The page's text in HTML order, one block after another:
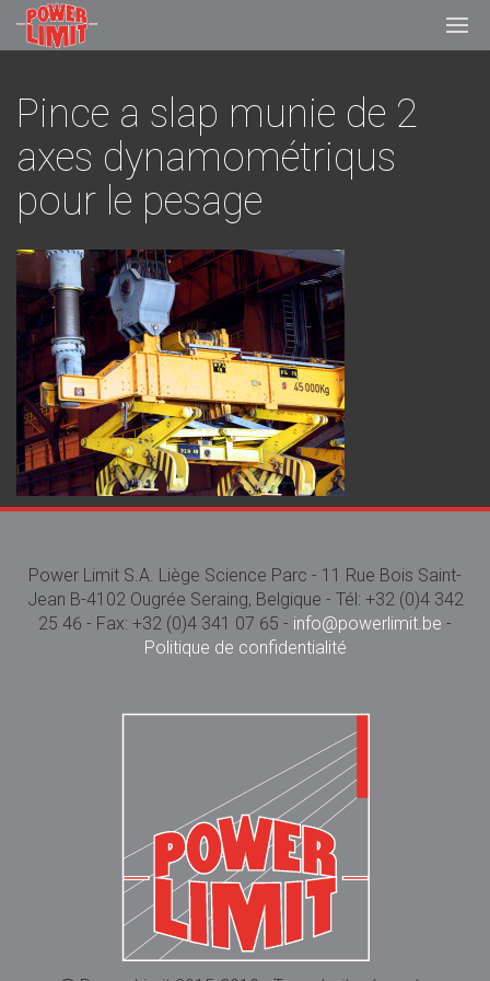
Pince a slap munie de 2
axes dynamométriqus
pour le pesage
Power Limit S.A. Liège Science Parc - 11 Rue Bois Saint-
Jean B-4102 Ougrée Seraing, Belgique - Tél: +32 (0)4 342
25 46 - Fax: +32 (0)4 341 07 65 - info@powerlimit.be -
Politique de confidentialité